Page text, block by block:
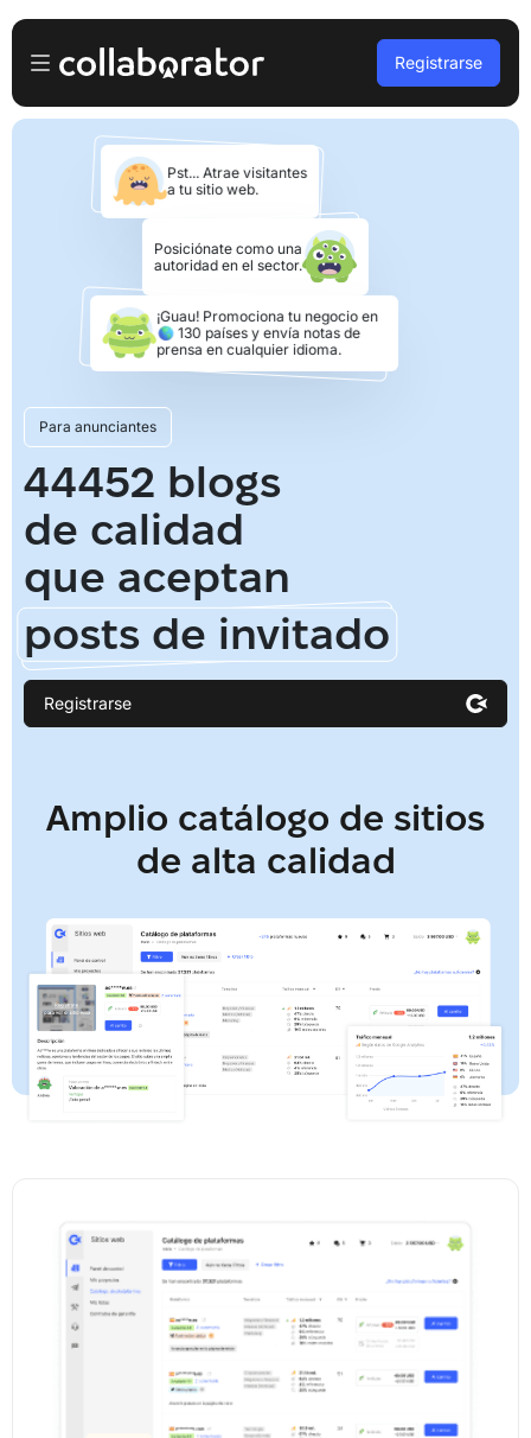
Anunciante
Propietario de la plataforma
Podcasts y seminarios web
Reservar demo
Iniciar sesión
Registro gratuito
Registrarse
Para anunciantes
44452 blogs
de calidad
que aceptan
posts de invitado
Registrarse
Pst... Atrae visitantes
a tu sitio web.
Posiciónate como una
autoridad en el sector.
¡Guau! Promociona tu negocio en
🌎 130 países y envía notas de
prensa en cualquier idioma.
Amplio catálogo de sitios
de alta calidad